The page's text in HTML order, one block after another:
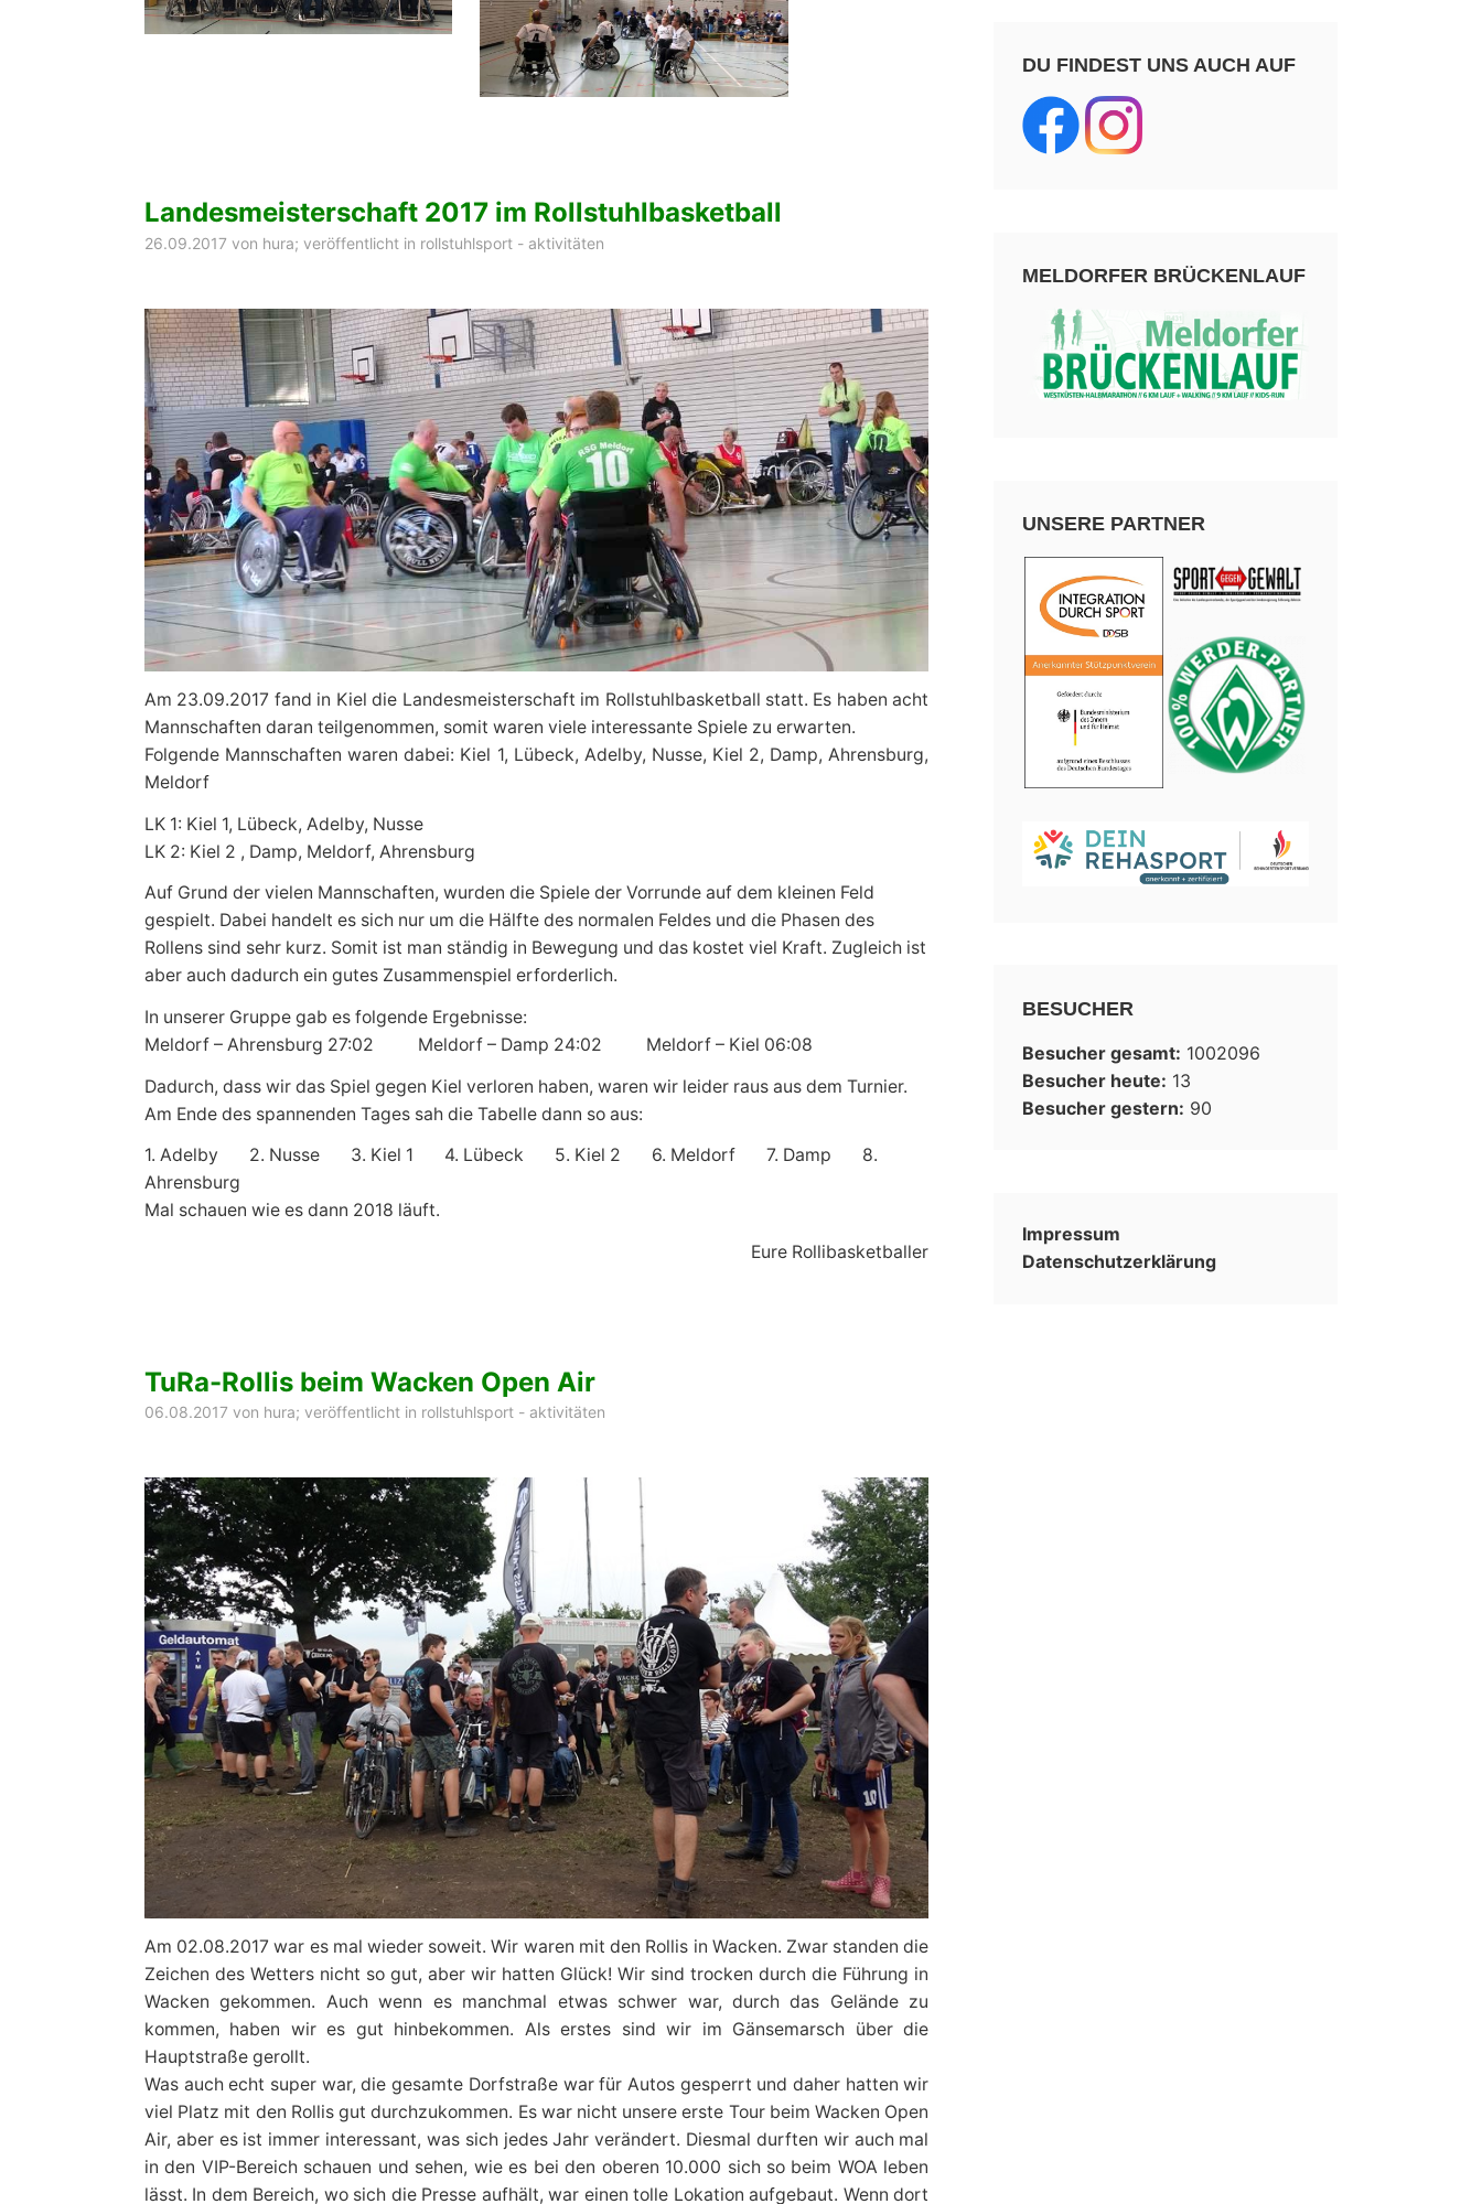
Landesmeisterschaft 2017 im Rollstuhlbasketball
26.09.2017 von hura; veröffentlicht in rollstuhlsport - aktivitäten
Am 23.09.2017 fand in Kiel die Landesmeisterschaft im Rollstuhlbasketball statt. Es haben acht
Mannschaften daran teilgenommen, somit waren viele interessante Spiele zu erwarten.
Folgende Mannschaften waren dabei: Kiel 1, Lübeck, Adelby, Nusse, Kiel 2, Damp, Ahrensburg,
Meldorf
LK 1: Kiel 1, Lübeck, Adelby, Nusse
LK 2: Kiel 2 , Damp, Meldorf, Ahrensburg
Auf Grund der vielen Mannschaften, wurden die Spiele der Vorrunde auf dem kleinen Feld
gespielt. Dabei handelt es sich nur um die Hälfte des normalen Feldes und die Phasen des
Rollens sind sehr kurz. Somit ist man ständig in Bewegung und das kostet viel Kraft. Zugleich ist
aber auch dadurch ein gutes Zusammenspiel erforderlich.
In unserer Gruppe gab es folgende Ergebnisse:
Meldorf – Ahrensburg 27:02 Meldorf – Damp 24:02 Meldorf – Kiel 06:08
Dadurch, dass wir das Spiel gegen Kiel verloren haben, waren wir leider raus aus dem Turnier.
Am Ende des spannenden Tages sah die Tabelle dann so aus:
1. Adelby 2. Nusse 3. Kiel 1 4. Lübeck 5. Kiel 2 6. Meldorf 7. Damp 8.
Ahrensburg
Mal schauen wie es dann 2018 läuft.
Eure Rollibasketballer
TuRa-Rollis beim Wacken Open Air
06.08.2017 von hura; veröffentlicht in rollstuhlsport - aktivitäten
Am 02.08.2017 war es mal wieder soweit. Wir waren mit den Rollis in Wacken. Zwar standen die
Zeichen des Wetters nicht so gut, aber wir hatten Glück! Wir sind trocken durch die Führung in
Wacken gekommen. Auch wenn es manchmal etwas schwer war, durch das Gelände zu
kommen, haben wir es gut hinbekommen. Als erstes sind wir im Gänsemarsch über die
Hauptstraße gerollt.
Was auch echt super war, die gesamte Dorfstraße war für Autos gesperrt und daher hatten wir
viel Platz mit den Rollis gut durchzukommen. Es war nicht unsere erste Tour beim Wacken Open
Air, aber es ist immer interessant, was sich jedes Jahr verändert. Diesmal durften wir auch mal
in den VIP-Bereich schauen und sehen, wie es bei den oberen 10.000 sich so beim WOA leben
lässt. In dem Bereich, wo sich die Presse aufhält, war einen tolle Lokation aufgebaut. Wenn dort
DU FINDEST UNS AUCH AUF
MELDORFER BRÜCKENLAUF
UNSERE PARTNER
BESUCHER
Besucher gesamt: 1002096
Besucher heute: 13
Besucher gestern: 90
Impressum
Datenschutzerklärung